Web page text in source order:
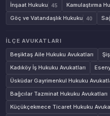
İnşaat Hukuku 45 Kamulaştırma
Göç ve Vatandaşlık Hukuku 40
İLÇE AVUKATLARI
Beşiktaş Aile Hukuku Avukatları
Kadıköy İş Hukuku Avukatları
Üsküdar Gayrimenkul Hukuku
Bağcılar Tazminat Hukuku Avukatları
Küçükçekmece Ticaret Hukuku